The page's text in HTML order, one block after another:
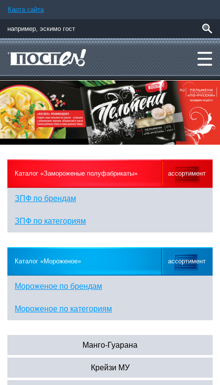
Карта сайта
Каталог «Замороженые полуфабрикаты» ассортимент
ЗПФ по брендам
ЗПФ по категориям
Каталог «Мороженое» ассортимент
Мороженое по брендам
Мороженое по категориям
Манго-Гуарана
Крейзи МУ